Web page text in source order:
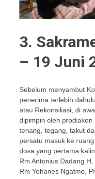
3.
– 19 Juni
Sebelum menyambut
penerima terlebih
atau Rekonsiliasi, di
dipimpin oleh
tenang, tegang, takut
persatu masuk ke
dosa yang pertama
Rm Antonius Dadang
Rm Yohanes Ngatmo,